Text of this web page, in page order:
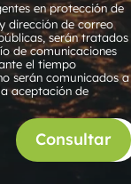
en protección de
dirección de correo
serán tratados
de comunicaciones
el tiempo
serán comunicados a
aceptación de
Consultar